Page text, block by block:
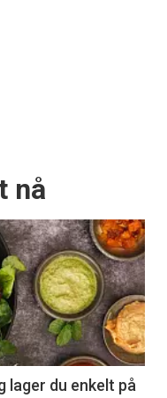
nå
lager du enkelt på